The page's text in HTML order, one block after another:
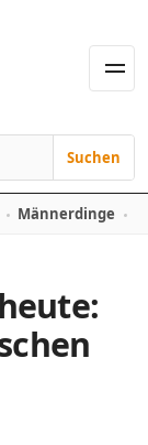
Suchen
Männerdinge